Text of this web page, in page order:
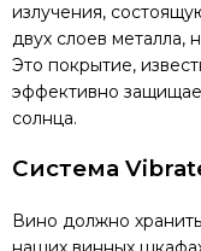
излучения,
двух слоев металла,
Это покрытие,
эффективно
солнца.
Система
Вино должно